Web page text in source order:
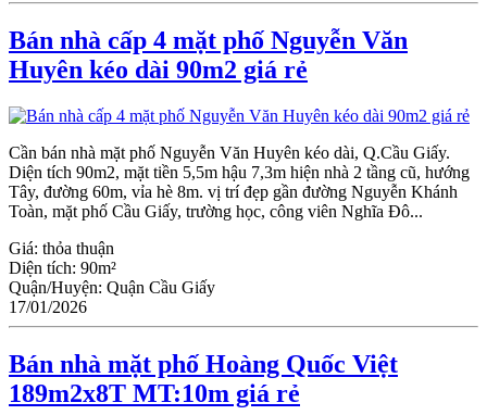
Bán nhà cấp 4 mặt phố Nguyễn Văn
Huyên kéo dài 90m2 giá rẻ
Cần bán nhà mặt phố Nguyễn Văn Huyên kéo dài, Q.Cầu Giấy.
Diện tích 90m2, mặt tiền 5,5m hậu 7,3m hiện nhà 2 tầng cũ, hướng
Tây, đường 60m, vỉa hè 8m. vị trí đẹp gần đường Nguyễn Khánh
Toàn, mặt phố Cầu Giấy, trường học, công viên Nghĩa Đô...
Giá: thỏa thuận
Diện tích: 90m²
Quận/Huyện: Quận Cầu Giấy
17/01/2026
Bán nhà mặt phố Hoàng Quốc Việt
189m2x8T MT:10m giá rẻ